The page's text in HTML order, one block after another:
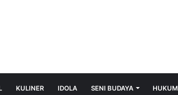
KULINER IDOLA SENI BUDAYA HUKUM